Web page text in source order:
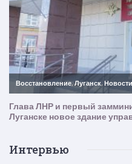
Интервью